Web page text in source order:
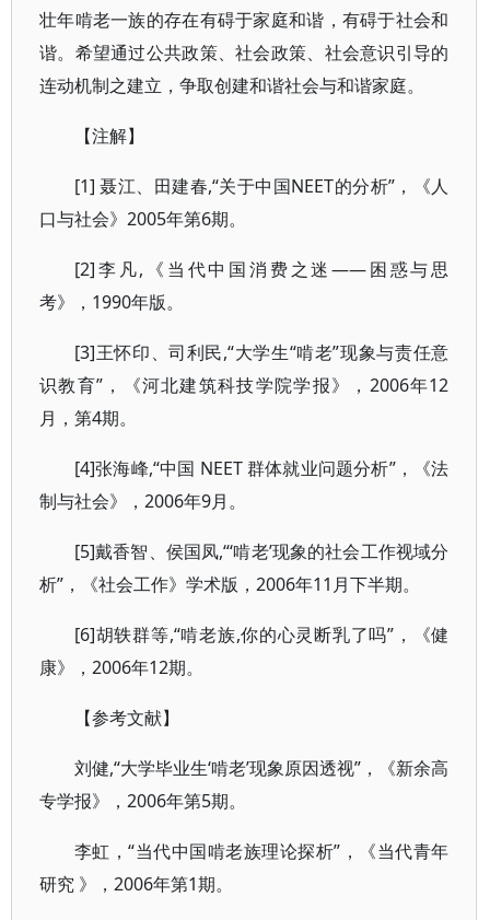
壮年啃老一族的存在有碍于家庭和谐，有碍于社会和
谐。希望通过公共政策、社会政策、社会意识引导的
连动机制之建立，争取创建和谐社会与和谐家庭。
【注解】
[1] 聂江、田建春,“关于中国NEET的分析”，《人
口与社会》2005年第6期。
[2]李凡,《当代中国消费之迷——困惑与思
考》，1990年版。
[3]王怀印、司利民,“大学生“啃老”现象与责任意
识教育”，《河北建筑科技学院学报》，2006年12
月，第4期。
[4]张海峰,“中国 NEET 群体就业问题分析”，《法
制与社会》，2006年9月。
[5]戴香智、侯国凤,“‘啃老’现象的社会工作视域分
析”，《社会工作》学术版，2006年11月下半期。
[6]胡轶群等,“啃老族,你的心灵断乳了吗”，《健
康》，2006年12期。
【参考文献】
刘健,“大学毕业生‘啃老’现象原因透视”，《新余高
专学报》，2006年第5期。
李虹，“当代中国啃老族理论探析”，《当代青年
研究 》，2006年第1期。